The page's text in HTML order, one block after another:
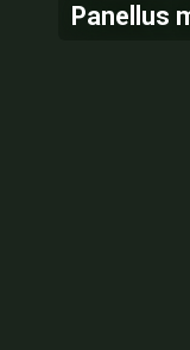
Panellus